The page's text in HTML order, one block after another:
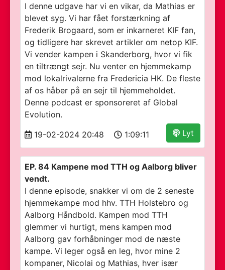
I denne udgave har vi en vikar, da Mathias er
blevet syg. Vi har fået forstærkning af
Frederik Brogaard, som er inkarneret KIF fan,
og tidligere har skrevet artikler om netop KIF.
Vi vender kampen i Skanderborg, hvor vi fik
en tiltrængt sejr. Nu venter en hjemmekamp
mod lokalrivalerne fra Fredericia HK. De fleste
af os håber på en sejr til hjemmeholdet.
Denne podcast er sponsoreret af Global
Evolution.
Lyt
19-02-2024 20:48 1:09:11
EP. 84 Kampene mod TTH og Aalborg bliver
vendt.
I denne episode, snakker vi om de 2 seneste
hjemmekampe mod hhv. TTH Holstebro og
Aalborg Håndbold. Kampen mod TTH
glemmer vi hurtigt, mens kampen mod
Aalborg gav forhåbninger mod de næste
kampe. Vi leger også en leg, hvor mine 2
kompaner, Nicolai og Mathias, hver især